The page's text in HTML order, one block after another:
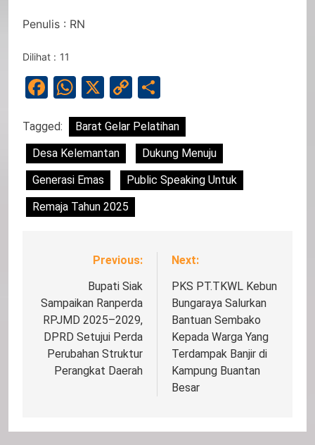
Penulis : RN
Dilihat : 11
Facebook
WhatsApp
X
Copy
Link
Tagged:
Barat Gelar Pelatihan
Desa Kelemantan
Dukung Menuju
Generasi Emas
Public Speaking Untuk
Remaja Tahun 2025
NavigasiPrevious:
Bupati Siak
Sampaikan Ranperda
RPJMD 2025–2029,
DPRD Setujui Perda
Perubahan Struktur
Perangkat Daerah
Next:
PKS PT.TKWL Kebun
Bungaraya Salurkan
Bantuan Sembako
Kepada Warga Yang
Terdampak Banjir di
Kampung Buantan
Besar